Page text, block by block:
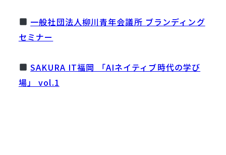
一般社団法人柳川青年会議所 ブランディング
セミナー
SAKURA IT福岡 「AIネイティブ時代の学び
場」 vol.1